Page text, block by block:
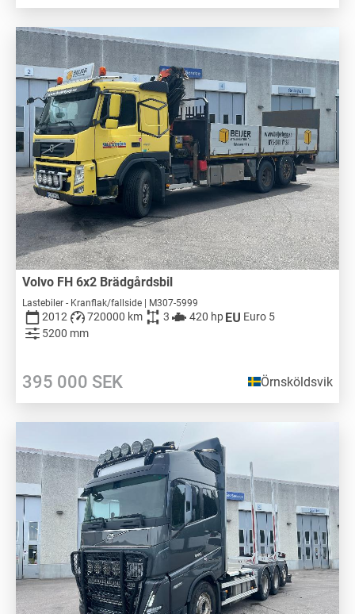
Volvo FH 6x2 Brädgårdsbil
Lastebiler - Kranflak/fallside | M307-5999
2012 720000 km 3 420 hp
Euro 5
5200 mm
395 000 SEK Örnsköldsvik